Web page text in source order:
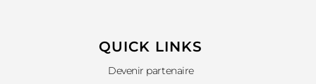
QUICK LINKS​
Devenir partenaire